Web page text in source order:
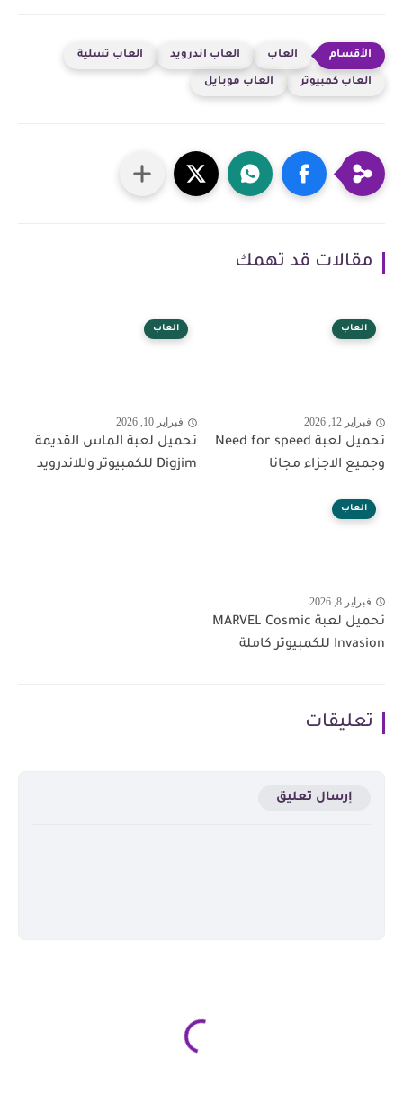
العاب العاب اندرويد العاب تسلية
العاب كمبيوتر العاب موبايل
مقالات قد تهمك
العاب
فبراير 12, 2026
تحميل لعبة Need for speed
وجميع الاجزاء مجانا
العاب
فبراير 10, 2026
تحميل لعبة الماس القديمة
Digjim للكمبيوتر وللاندرويد
العاب
فبراير 8, 2026
تحميل لعبة MARVEL Cosmic
Invasion للكمبيوتر كاملة
تعليقات
إرسال تعليق